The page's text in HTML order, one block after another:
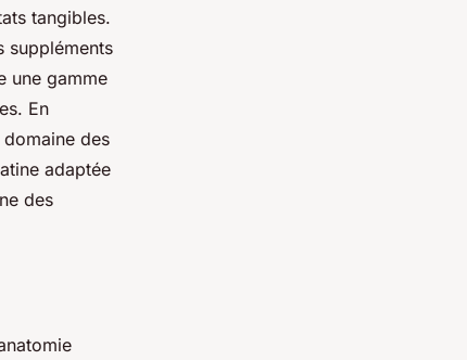
tangibles.
suppléments
une gamme
En
des
adaptée
des